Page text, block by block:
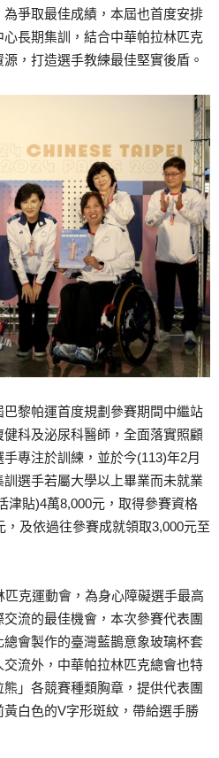
爭取最佳成績，本屆也首度安排
長期集訓，結合中華帕拉林匹克
，打造選手教練最佳堅實後盾。
黎帕運首度規劃參賽期間中繼站
科及泌尿科醫師，全面落實照顧
專注於訓練，並於今(113)年2月
選手若屬大學以上畢業而未就業
津貼)4萬8,000元，取得參賽資格
及依過往參賽成就領取3,000元至
克運動會，為身心障礙選手最高
流的最佳機會，本次參賽代表團
會製作的臺灣藍鵲意象玻璃杯套
流外，中華帕拉林匹克總會也特
」各競賽種類胸章，提供代表團
白色的V字形斑紋，帶給選手勝